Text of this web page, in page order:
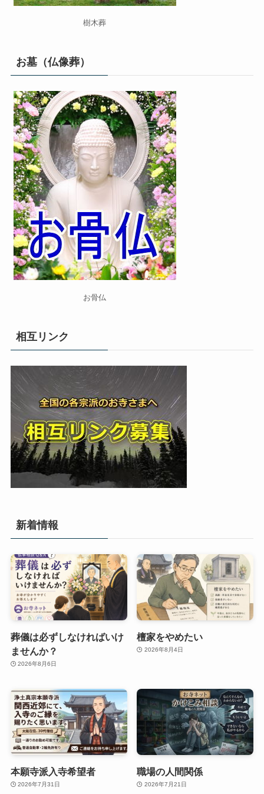
樹木葬
お墓（仏像葬）
お骨仏
相互リンク
新着情報
葬儀は必ずしなければいけ
ませんか？
2026年8月6日
檀家をやめたい
2026年8月4日
本願寺派入寺希望者
2026年7月31日
職場の人間関係
2026年7月21日